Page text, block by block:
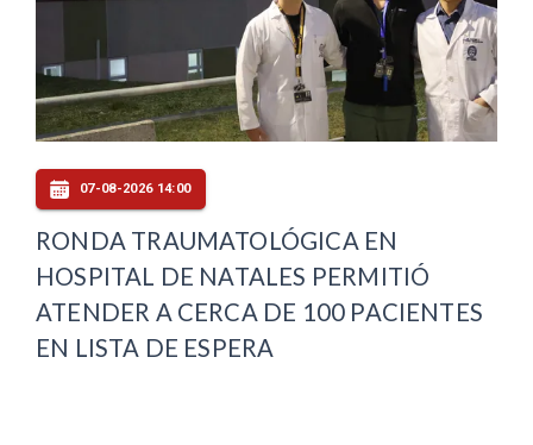
07-08-2026 14:00
RONDA TRAUMATOLÓGICA EN
HOSPITAL DE NATALES PERMITIÓ
ATENDER A CERCA DE 100 PACIENTES
EN LISTA DE ESPERA